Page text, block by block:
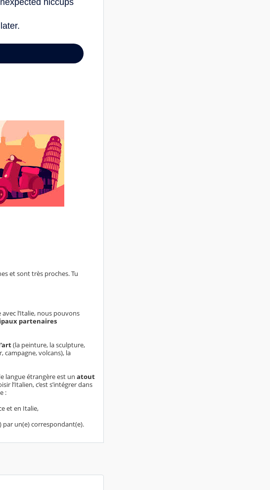
et sont très proches. Tu
l’Italie, nous pouvons
partenaires
(la peinture, la sculpture,
campagne, volcans), la
langue étrangère est un atout
l’Italien, c’est s’intégrer dans
:
et en Italie,
par un(e) correspondant(e).